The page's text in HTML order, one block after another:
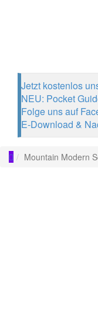
Jetzt kostenlos
NEU: Pocket
Folge uns auf
E-Download &
Mountain Modern